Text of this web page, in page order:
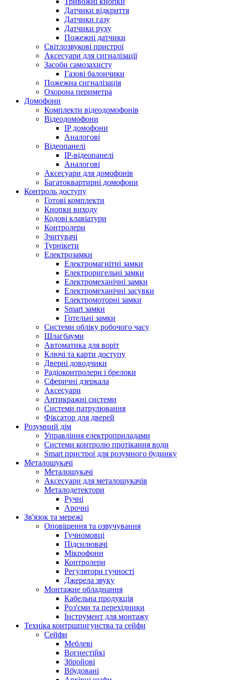
Датчики відкриття
Датчики газу
Датчики руху
Пожежні датчики
Світлозвукові пристрої
Аксесуари для сигналізації
Засоби самозахисту
Газові балончики
Пожежна сигналізація
Охорона периметра
Домофони
Комплекти відеодомофонів
Відеодомофони
IP домофони
Аналогові
Відеопанелі
IP-відеопанелі
Аналогові
Аксесуари для домофонів
Багатоквартирні домофони
Контроль доступу
Готові комплекти
Кнопки виходу
Кодові клавіатури
Контролери
Зчитувачі
Турнікети
Електрозамки
Електромагнітні замки
Електроригельні замки
Електромеханічні замки
Електромеханічні засувки
Електромоторні замки
Smart замки
Готельні замки
Системи обліку робочого часу
Шлагбауми
Автоматика для воріт
Ключі та карти доступу
Дверні доводчики
Радіоконтролери і брелоки
Сферичні дзеркала
Аксесуари
Антикражні системи
Системи патрулювання
Фіксатор для дверей
Розумний дім
Управління електроприладами
Системи контролю протікання води
Smart пристрої для розумного будинку
Металошукачі
Металошукачі
Аксесуари для металошукачів
Металодетектори
Ручні
Арочні
Зв'язок та мережі
Оповіщення та озвучування
Гучномовці
Підсилювачі
Мікрофони
Контролери
Регулятори гучності
Джерела звуку
Монтажне обладнання
Кабельна продукція
Роз'єми та перехідники
Інструмент для монтажу
Техніка контршпигунства та сейфи
Сейфи
Меблеві
Вогнестійкі
Збройові
Вбудовані